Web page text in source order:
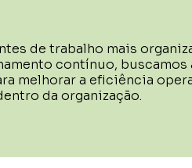
de trabalho mais
contínuo,
melhorar a eficiência
da organização.